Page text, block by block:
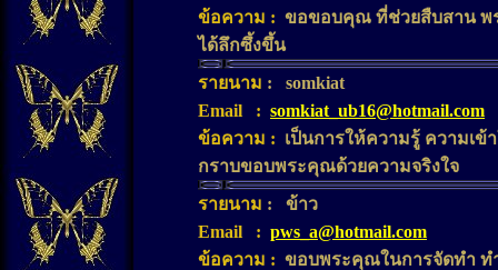
ข้อความ : ขอขอบคุณ ที่ช่วยสืบสาน พ
ได้ลึกซึ้งขึ้น
รายนาม :
somkiat
Email : somkiat_ub16@hotmail.com
ข้อความ : เป็นการให้ความรู้ ความเข้
กราบขอบพระคุณด้วยความจริงใจ
รายนาม :
ข้าว
Email
: pws_a@hotmail.com
ข้อความ : ขอบพระคุณในการจัดทำ ท